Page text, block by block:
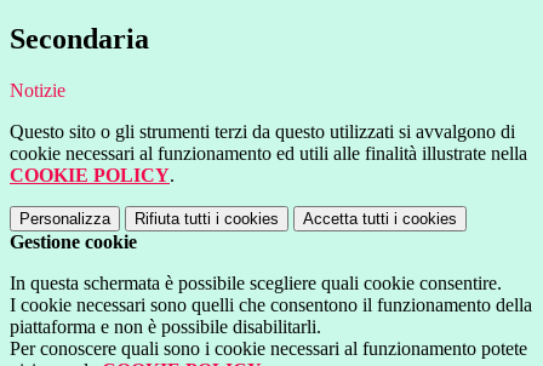
Secondaria
Notizie
Questo sito o gli strumenti terzi da questo utilizzati si avvalgono di
cookie necessari al funzionamento ed utili alle finalità illustrate nella
COOKIE POLICY.
Personalizza Rifiuta tutti i cookies Accetta tutti i cookies
Gestione cookie
In questa schermata è possibile scegliere quali cookie consentire.
I cookie necessari sono quelli che consentono il funzionamento della
piattaforma e non è possibile disabilitarli.
Per conoscere quali sono i cookie necessari al funzionamento potete